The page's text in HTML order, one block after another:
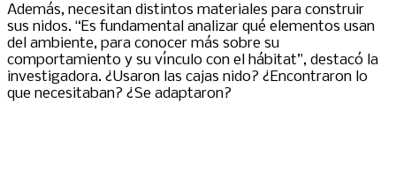
Además, necesitan distintos materiales para construir
sus nidos. “Es fundamental analizar qué elementos usan
del ambiente, para conocer más sobre su
comportamiento y su vínculo con el hábitat”, destacó la
investigadora. ¿Usaron las cajas nido? ¿Encontraron lo
que necesitaban? ¿Se adaptaron?